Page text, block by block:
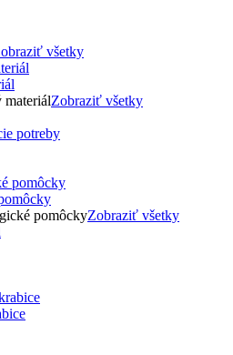
všetky
materiálZobraziť všetky
potreby
pomôckyZobraziť všetky